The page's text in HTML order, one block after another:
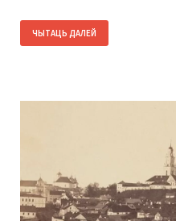
ЧЫТАЦЬ ДАЛЕЙ